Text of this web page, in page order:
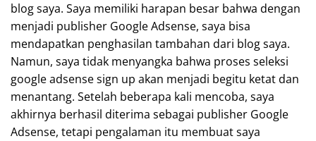
blog saya. Saya memiliki harapan besar bahwa dengan
menjadi publisher Google Adsense, saya bisa
mendapatkan penghasilan tambahan dari blog saya.
Namun, saya tidak menyangka bahwa proses seleksi
google adsense sign up akan menjadi begitu ketat dan
menantang. Setelah beberapa kali mencoba, saya
akhirnya berhasil diterima sebagai publisher Google
Adsense, tetapi pengalaman itu membuat saya